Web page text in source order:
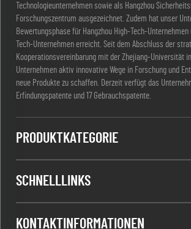
Technologieunternehmen sowie als Hangzhou
Forschungszentrum ausgezeichnet. Zudem hat unser
Bewertungsphase für Hangzhou High-Tech-
Tech-Unternehmen erreicht. Seit dem Abschluss der
Kooperationsvereinbarung mit der Zhejiang-Universität
Unternehmen aktiv innovative Wege in Forschung und
neue Produkte zu schaffen. Derzeit verfügt das
Erfindungspatente und 17 Gebrauchspatente.
PRODUKTKATEGORIE
SCHNELLLINKS
KONTAKTINFORMATIONEN